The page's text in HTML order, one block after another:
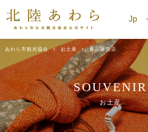
あわら市観光協会 お土産 食品販売店
SOUVENIR
お土産